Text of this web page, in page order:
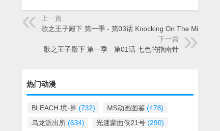
上一篇
歌之王子殿下 第一季 - 第03话 Knocking On The Mind
下一篇
歌之王子殿下 第一季 - 第01话 七色的指南针
热门动漫
BLEACH 境·界 (732) MS动画图鉴 (478)
乌龙派出所 (634) 光速蒙面侠21号 (290)